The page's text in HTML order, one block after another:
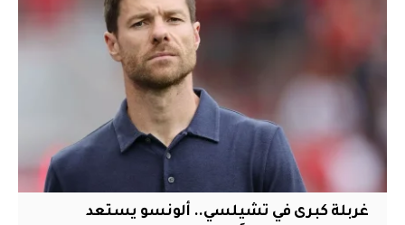
غربلة كبرى في تشيلسي.. ألونسو يستعد